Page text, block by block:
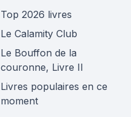
Top 2026 livres
Le Calamity Club
Le Bouffon de la
couronne, Livre II
Livres populaires en ce
moment